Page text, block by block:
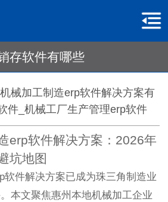
存软件有哪些
械加工制造erp软件解决方案有
件_机械工厂生产管理erp软件
erp软件解决方案：2026年
坑地图
软件解决方案已成为珠三角制造业
本文聚焦惠州本地机械加工企业